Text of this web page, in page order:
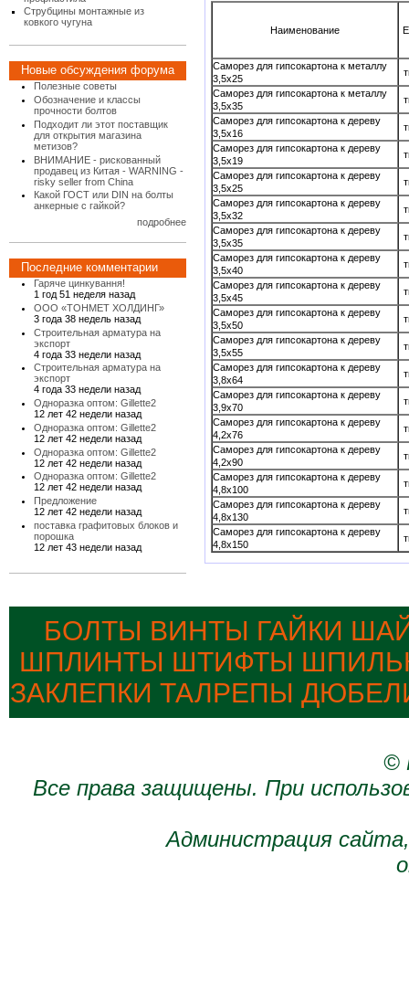
Струбцины монтажные из
ковкого чугуна
Новые обсуждения форума
Полезные советы
Обозначение и классы
прочности болтов
Подходит ли этот поставщик
для открытия магазина
метизов?
ВНИМАНИЕ - рискованный
продавец из Китая - WARNING -
risky seller from China
Какой ГОСТ или DIN на болты
анкерные с гайкой?
подробнее
Последние комментарии
Гаряче цинкування!
1 год 51 неделя назад
ООО «ТОНМЕТ ХОЛДИНГ»
3 года 38 недель назад
Строительная арматура на
экспорт
4 года 33 недели назад
Строительная арматура на
экспорт
4 года 33 недели назад
Одноразка оптом: Gillette2
12 лет 42 недели назад
Одноразка оптом: Gillette2
12 лет 42 недели назад
Одноразка оптом: Gillette2
12 лет 42 недели назад
Одноразка оптом: Gillette2
12 лет 42 недели назад
Предложение
12 лет 42 недели назад
поставка графитовых блоков и
порошка
12 лет 43 недели назад
Наименование
Cаморез для гипсокартона к металлу
3,5x25
Cаморез для гипсокартона к металлу
3,5x35
Cаморез для гипсокартона к дереву
3,5x16
Cаморез для гипсокартона к дереву
3,5x19
Cаморез для гипсокартона к дереву
3,5x25
Cаморез для гипсокартона к дереву
3,5x32
Cаморез для гипсокартона к дереву
3,5x35
Cаморез для гипсокартона к дереву
3,5x40
Cаморез для гипсокартона к дереву
3,5x45
Cаморез для гипсокартона к дереву
3,5x50
Cаморез для гипсокартона к дереву
3,5x55
Cаморез для гипсокартона к дереву
3,8x64
Cаморез для гипсокартона к дереву
3,9x70
Cаморез для гипсокартона к дереву
4,2x76
Cаморез для гипсокартона к дереву
4,2x90
Cаморез для гипсокартона к дереву
4,8x100
Cаморез для гипсокартона к дереву
4,8x130
Cаморез для гипсокартона к дереву
4,8x150
БОЛТЫ ВИНТЫ ГАЙКИ
ШПЛИНТЫ ШТИФТЫ
ЗАКЛЕПКИ ТАЛРЕПЫ
©
Все права защищены. При
Администрация